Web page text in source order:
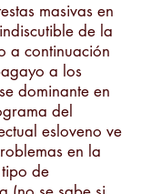
masivas en
de la
a continuación
a los
dominante en
del
esloveno ve
en la
de